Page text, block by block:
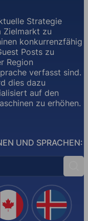
UND SPRACHEN:
Strategie
Zielmarkt zu
konkurrenzfähig
Posts zu
Region
verfasst sind.
dies dazu
auf den
zu erhöhen.
Kanada Island